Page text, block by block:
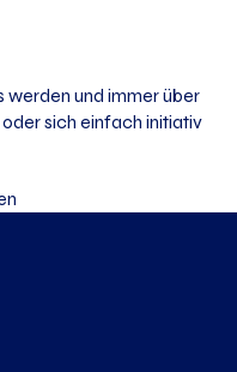
werden und immer über
sich einfach initiativ